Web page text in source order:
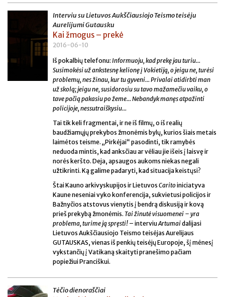
Interviu su Lietuvos Aukščiausiojo Teismo teisėju
Aurelijumi Gutausku
Kai žmogus – prekė
2016-06-10
Iš pokalbių telefonu: Informuoju, kad prekę jau turiu...
Susimokėsi už ankstesnę kelionę į Vokietiją, o jeigu ne, turėsi
problemų, nes žinau, kur tu gyveni... Privalai atidirbti man
už skolą; jeigu ne, susidorosiu su tavo mažamečiu vaiku, o
tave pačią pakasiu po žeme... Nebandyk manęs atpažinti
policijoje, nessutraiškysiu...
Tai tik keli fragmentai, ir ne iš filmų, o iš realių
baudžiamųjų prekybos žmonėmis bylų, kurios šiais metais
laimėtos teisme. „Pirkėjai“ pasodinti, tik ramybės
neduoda mintis, kad anksčiau ar vėliau jie išeis į laisvę ir
norės keršto. Deja, apsaugos aukoms niekas negali
užtikrinti. Ką galime padaryti, kad situacija keistųsi?
Štai Kauno arkivyskupijos ir Lietuvos Caritoiniciatyva
Kaune neseniai vyko konferencija, sukvietusi policijos ir
Bažnyčios atstovus vienytis į bendrą diskusiją ir kovą
prieš prekybą žmonėmis. Tai žinutė visuomenei – yra
problema, turime ją spręsti! – interviuArtumaidalijasi
Lietuvos Aukščiausiojo Teismo teisėjas Aurelijaus
GUTAUSKAS, vienas iš penkių teisėjų Europoje, šį mėnesį
vykstančių į Vatikaną skaityti pranešimo pačiam
popiežiui Pranciškui.
Tėčio dienoraščiai